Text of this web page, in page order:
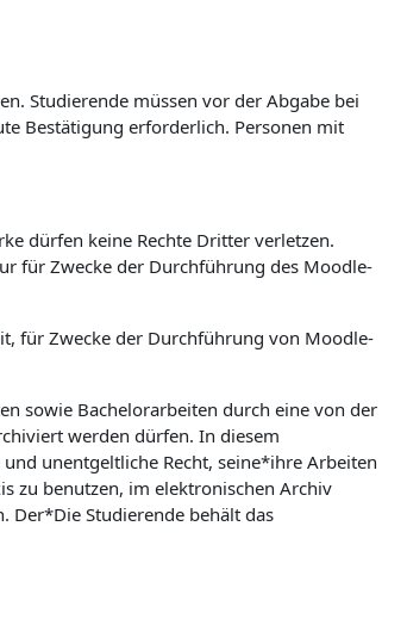
Studierende müssen vor der Abgabe bei
Bestätigung erforderlich. Personen mit
dürfen keine Rechte Dritter verletzen.
für Zwecke der Durchführung des Moodle-
für Zwecke der Durchführung von Moodle-
sowie Bachelorarbeiten durch eine von der
werden dürfen. In diesem
unentgeltliche Recht, seine*ihre Arbeiten
zu benutzen, im elektronischen Archiv
Der*Die Studierende behält das